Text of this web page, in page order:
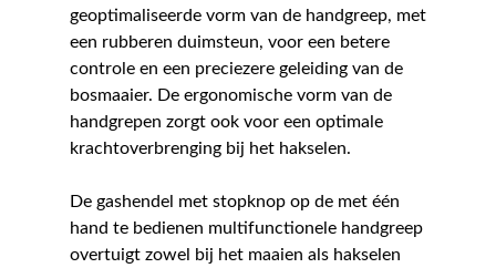
geoptimaliseerde vorm van de handgreep, met
een rubberen duimsteun, voor een betere
controle en een preciezere geleiding van de
bosmaaier. De ergonomische vorm van de
handgrepen zorgt ook voor een optimale
krachtoverbrenging bij het hakselen.
De gashendel met stopknop op de met één
hand te bedienen multifunctionele handgreep
overtuigt zowel bij het maaien als hakselen